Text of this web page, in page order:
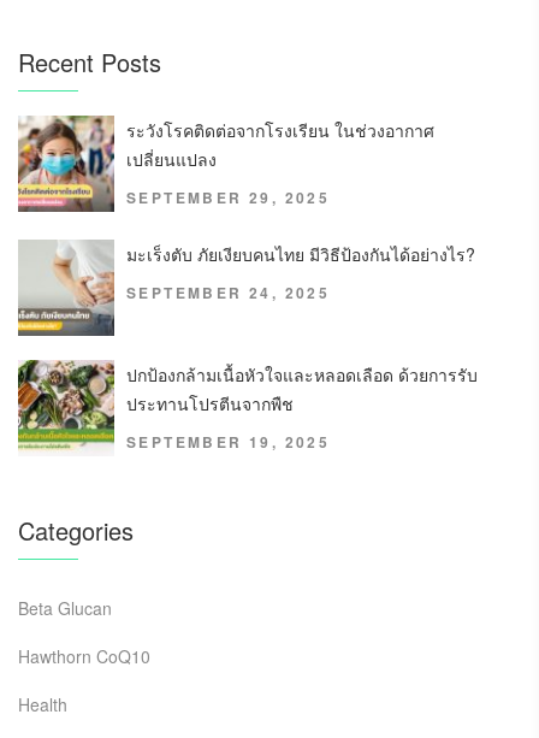
Recent Posts
ระวังโรคติดต่อจากโรงเรียน ในช่วงอากาศ
เปลี่ยนแปลง
SEPTEMBER 29, 2025
มะเร็งตับ ภัยเงียบคนไทย มีวิธีป้องกันได้อย่างไร?
SEPTEMBER 24, 2025
ปกป้องกล้ามเนื้อหัวใจและหลอดเลือด ด้วยการรับ
ประทานโปรตีนจากพืช
SEPTEMBER 19, 2025
Categories
Beta Glucan
Hawthorn CoQ10
Health